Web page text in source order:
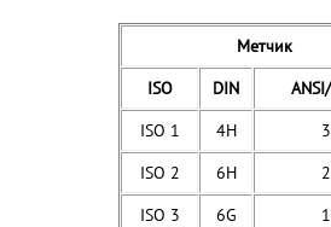
Метчик
ISO
DIN
ISO 1
4H
ISO 2
6H
ISO 3
6G